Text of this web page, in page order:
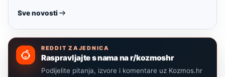
Sve novosti
REDDIT ZAJEDNICA
Raspravljajte s nama na r/kozmoshr
Podijelite pitanja, izvore i komentare uz Kozmos.hr